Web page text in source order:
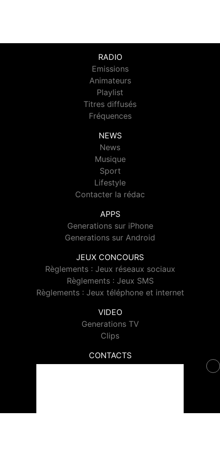
RADIO
Emissions
Animateurs
Playlist
Titres diffusés
Fréquences
NEWS
News
Musique
Sport
Lifestyle
Contacter la rédac
APPS
Generations sur iPhone
Generations sur Android
JEUX CONCOURS
Règlements : Jeux réseaux sociaux
Règlements : Jeux SMS
Règlements : Jeux téléphone et internet
VIDEO
Generations TV
Clips
CONTACTS
Contacter Generations